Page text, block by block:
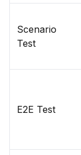
Scenario
Test
E2E Test